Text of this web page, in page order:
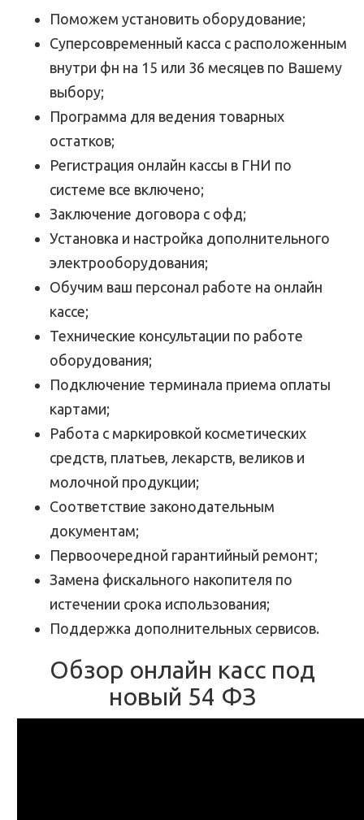
Поможем установить оборудование;
Суперсовременный касса с расположенным
внутри фн на 15 или 36 месяцев по Вашему
выбору;
Программа для ведения товарных
остатков;
Регистрация онлайн кассы в ГНИ по
системе все включено;
Заключение договора с офд;
Установка и настройка дополнительного
электрооборудования;
Обучим ваш персонал работе на онлайн
кассе;
Технические консультации по работе
оборудования;
Подключение терминала приема оплаты
картами;
Работа с маркировкой косметических
средств, платьев, лекарств, великов и
молочной продукции;
Соответствие законодательным
документам;
Первоочередной гарантийный ремонт;
Замена фискального накопителя по
истечении срока использования;
Поддержка дополнительных сервисов.
Обзор онлайн касс под
новый 54 ФЗ